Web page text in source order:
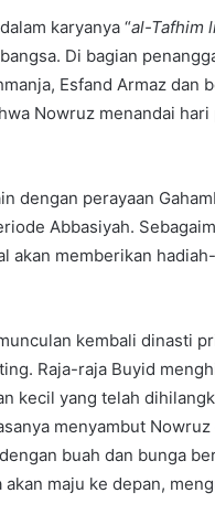
karyanya “al-Tafhim
Di bagian
Esfand Armaz dan
Nowruz menandai
dengan perayaan
Abbasiyah.
akan memberikan
kembali dinasti
Raja-raja Buyid
kecil yang telah
menyambut
buah dan bunga
maju ke depan,